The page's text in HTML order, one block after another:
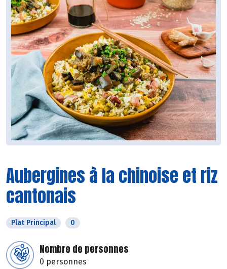
Aubergines à la chinoise et riz
cantonais
Plat Principal 0
Nombre de personnes
0 personnes